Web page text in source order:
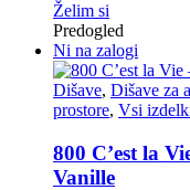
Želim si
Predogled
Ni na zalogi
Dišave, Dišave za
prostore, Vsi
800 C’est la
Vanille